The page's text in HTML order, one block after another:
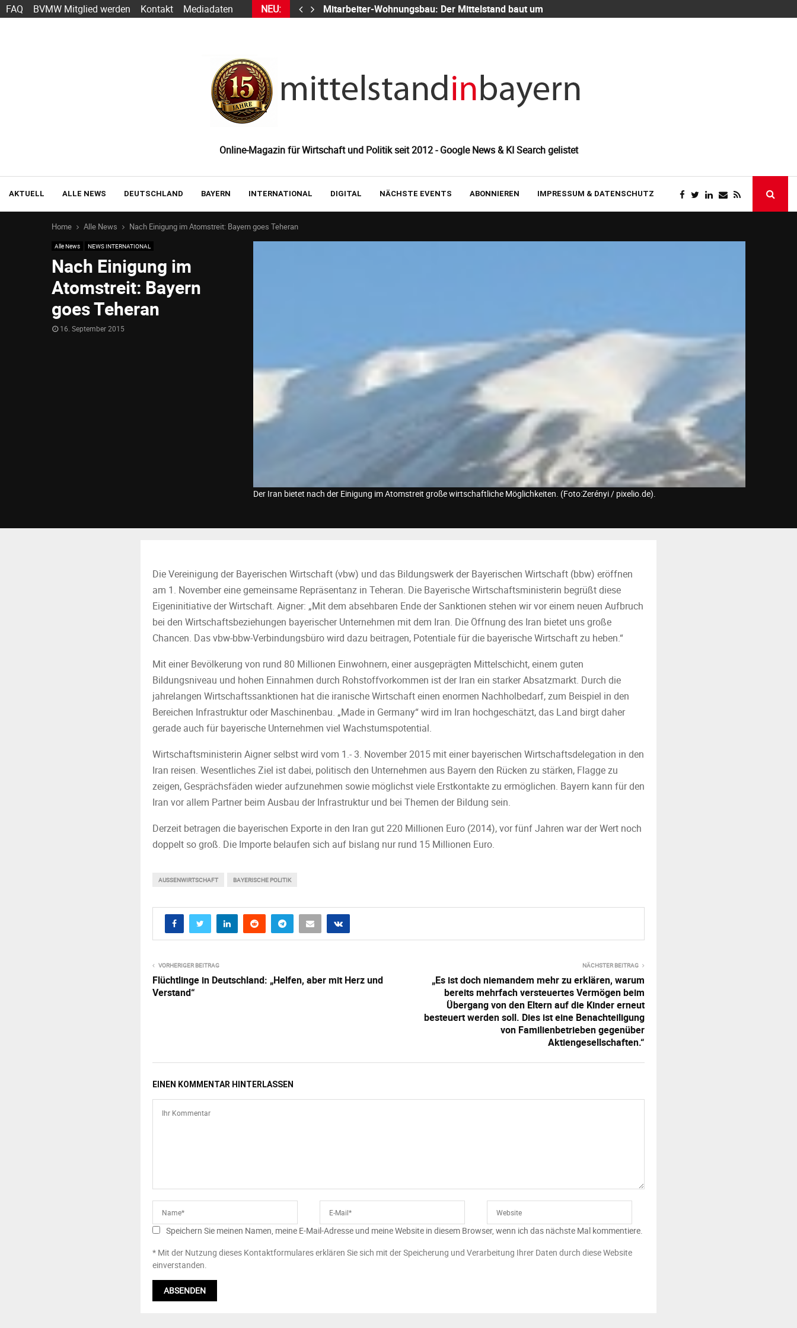
FAQ BVMW Mitglied werden Kontakt Mediadaten NEU:
Sarbacane wird zu Positive User Mitarbeiter-Wohnungsbau: Der Mittelstand baut um
Online-Magazin für Wirtschaft und Politik seit 2012 - Google News & KI Search gelistet
AKTUELL ALLE NEWS DEUTSCHLAND BAYERN INTERNATIONAL DIGITAL NÄCHSTE EVENTS ABONNIEREN IMPRESSUM & DATENSCHUTZ
Home Alle News Nach Einigung im Atomstreit: Bayern goes Teheran
Alle News NEWS INTERNATIONAL
Nach Einigung im
Atomstreit: Bayern
goes Teheran
16. September 2015
Der Iran bietet nach der Einigung im Atomstreit große wirtschaftliche Möglichkeiten. (Foto:Zerényi / pixelio.de).
Die Vereinigung der Bayerischen Wirtschaft (vbw) und das Bildungswerk der Bayerischen Wirtschaft (bbw) eröffnen
am 1. November eine gemeinsame Repräsentanz in Teheran. Die Bayerische Wirtschaftsministerin begrüßt diese
Eigeninitiative der Wirtschaft. Aigner: „Mit dem absehbaren Ende der Sanktionen stehen wir vor einem neuen Aufbruch
bei den Wirtschaftsbeziehungen bayerischer Unternehmen mit dem Iran. Die Öffnung des Iran bietet uns große
Chancen. Das vbw-bbw-Verbindungsbüro wird dazu beitragen, Potentiale für die bayerische Wirtschaft zu heben.“
Mit einer Bevölkerung von rund 80 Millionen Einwohnern, einer ausgeprägten Mittelschicht, einem guten
Bildungsniveau und hohen Einnahmen durch Rohstoffvorkommen ist der Iran ein starker Absatzmarkt. Durch die
jahrelangen Wirtschaftssanktionen hat die iranische Wirtschaft einen enormen Nachholbedarf, zum Beispiel in den
Bereichen Infrastruktur oder Maschinenbau. „Made in Germany“ wird im Iran hochgeschätzt, das Land birgt daher
gerade auch für bayerische Unternehmen viel Wachstumspotential.
Wirtschaftsministerin Aigner selbst wird vom 1.- 3. November 2015 mit einer bayerischen Wirtschaftsdelegation in den
Iran reisen. Wesentliches Ziel ist dabei, politisch den Unternehmen aus Bayern den Rücken zu stärken, Flagge zu
zeigen, Gesprächsfäden wieder aufzunehmen sowie möglichst viele Erstkontakte zu ermöglichen. Bayern kann für den
Iran vor allem Partner beim Ausbau der Infrastruktur und bei Themen der Bildung sein.
Derzeit betragen die bayerischen Exporte in den Iran gut 220 Millionen Euro (2014), vor fünf Jahren war der Wert noch
doppelt so groß. Die Importe belaufen sich auf bislang nur rund 15 Millionen Euro.
AUSSENWIRTSCHAFT BAYERISCHE POLITIK
VORHERIGER BEITRAG
Flüchtlinge in Deutschland: „Helfen, aber mit Herz und
Verstand“
NÄCHSTER BEITRAG
„Es ist doch niemandem mehr zu erklären, warum
bereits mehrfach versteuertes Vermögen beim
Übergang von den Eltern auf die Kinder erneut
besteuert werden soll. Dies ist eine Benachteiligung
von Familienbetrieben gegenüber
Aktiengesellschaften.“
EINEN KOMMENTAR HINTERLASSEN
Speichern Sie meinen Namen, meine E-Mail-Adresse und meine Website in diesem Browser, wenn ich das nächste Mal kommentiere.
* Mit der Nutzung dieses Kontaktformulares erklären Sie sich mit der Speicherung und Verarbeitung Ihrer Daten durch diese Website
einverstanden.